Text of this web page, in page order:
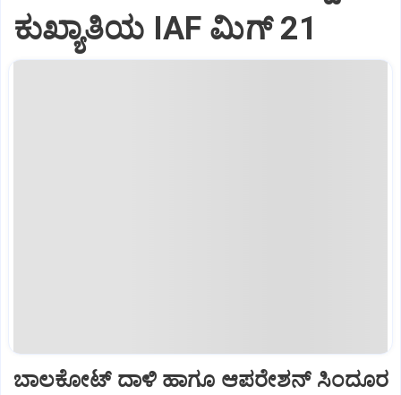
ಕುಖ್ಯಾತಿಯ IAF ಮಿಗ್‌ 21
ಬಾಲಕೋಟ್‌ ದಾಳಿ ಹಾಗೂ ಆಪರೇಶನ್‌ ಸಿಂದೂರ